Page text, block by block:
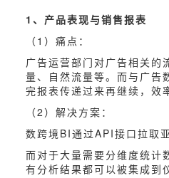
1、产品表现与销售报表
（1）痛点：
广告运营部门对广告相关的
量、自然流量等。而与广告
完报表传递过来再继续，效
（2）解决方案：
数跨境BI通过API接口拉取
而对于大量需要分维度统计
有分析结果都可以被集成到